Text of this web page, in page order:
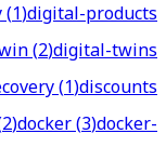
(1)digital-products
(2)digital-twins
(1)discounts
2)docker(3)docker-